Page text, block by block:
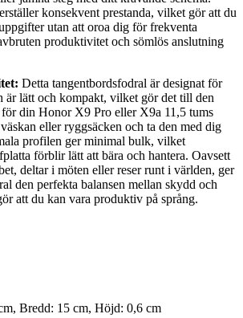
konsekvent prestanda, vilket gör att du
utan att oroa dig för frekventa
produktivitet och sömlös anslutning
Detta tangentbordsfodral är designat för
är lätt och kompakt, vilket gör det till den
din Honor X9 Pro eller X9a 11,5 tums
eller ryggsäcken och ta den med dig
profilen ger minimal bulk, vilket
förblir lätt att bära och hantera. Oavsett
deltar i möten eller reser runt i världen, ger
den perfekta balansen mellan skydd och
att du kan vara produktiv på språng.
Bredd: 15 cm, Höjd: 0,6 cm